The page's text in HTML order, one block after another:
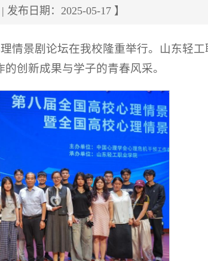
发布日期：2025-05-17 】
情景剧论坛在我校隆重举行。山东轻
创新成果与学子的青春风采。